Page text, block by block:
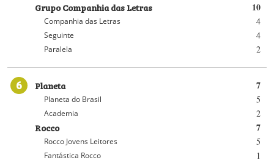
10
Grupo Companhia das Letras
4
Companhia das Letras
4
Seguinte
2
Paralela
6 7
Planeta
5
Planeta do Brasil
2
Academia
7
Rocco
5
Rocco Jovens Leitores
1
Fantástica Rocco